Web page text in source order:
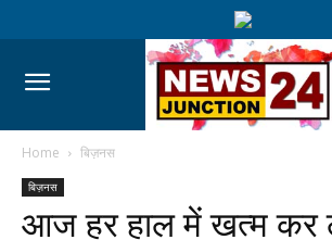
Home बिज़नस
बिज़नस
आज हर हाल में खत्म कर